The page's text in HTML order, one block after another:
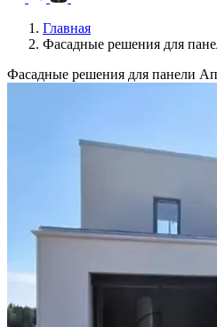
Главная
Фасадные решения для
Фасадные решения для панели